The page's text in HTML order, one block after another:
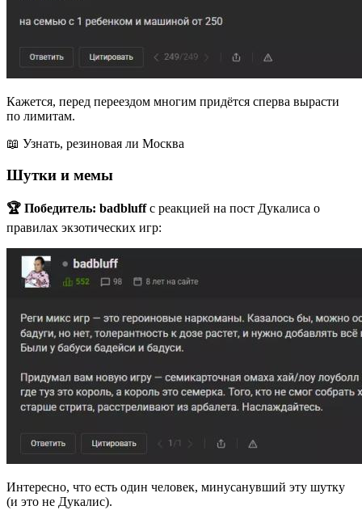
Кажется, перед переездом многим придётся сперва вырасти
по лимитам.
📖 Узнать, резиновая ли Москва
Шутки и мемы
🏆 Победитель: badbluff с реакцией на пост Дукалиса о
правилах экзотических игр:
Интересно, что есть один человек, минусанувший эту шутку
(и это не Дукалис).